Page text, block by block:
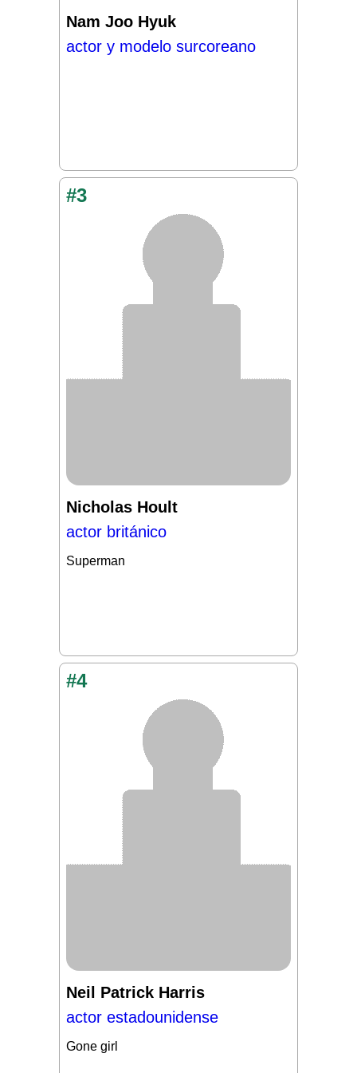
Nam Joo Hyuk
actor y modelo surcoreano
#3
Nicholas Hoult
actor británico
Superman
#4
Neil Patrick Harris
actor estadounidense
Gone girl